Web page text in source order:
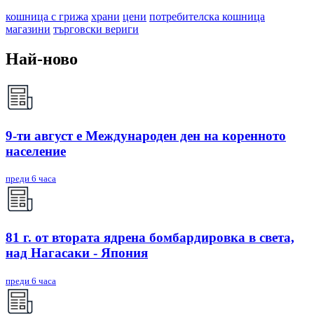
кошница с грижа храни цени потребителска кошница
магазини търговски вериги
Най-ново
9-ти август е Международен ден на коренното
население
преди 6 часа
81 г. от втората ядрена бомбардировка в света,
над Нагасаки - Япония
преди 6 часа